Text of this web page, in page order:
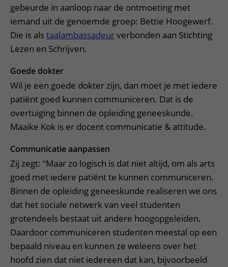
gebeurde in aanloop naar de ontmoeting met
iemand uit de genoemde groep: Bettie Hoogewerf.
Die is alstaalambassadeurverbonden aan Stichting
Lezen en Schrijven.
Goede dokter
Wil je een goede dokter zijn, dan moet je met iedere
patiënt goed kunnen communiceren. Dat is de
overtuiging binnen de opleiding geneeskunde.
Maaike Kok is er docent communicatie & attitude.
Communicatie aanpassen
Zij zegt: “Maar zo logisch is dat niet altijd, om als arts
goed met iedere patiënt te kunnen communiceren.
Binnen de opleiding geneeskunde realiseren we ons
dat het sociale netwerk van veel studenten
grotendeels bestaat uit andere hoogopgeleiden.
Daardoor communiceren studenten meestal op een
bepaald niveau en kunnen ze weleens over het
hoofd zien dat niet iedereen dat kan, bijvoorbeeld